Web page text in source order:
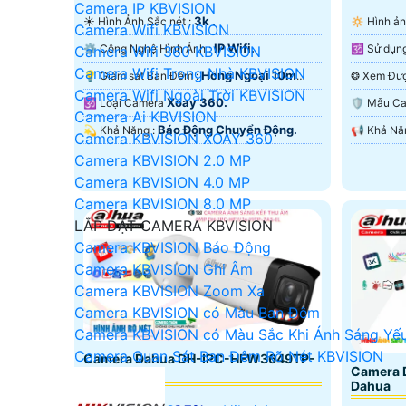
Camera IP KBVISION
Camera Wifi KBVISION
Camera Wifi 360 KBVISION
Camera Wifi Trong Nhà KBVISION
Camera Wifi Ngoài Trời KBVISION
Camera Ai KBVISION
Camera KBVISION XOAY 360
Camera KBVISION 2.0 MP
Camera KBVISION 4.0 MP
Camera KBVISION 8.0 MP
LẮP ĐẶT CAMERA KBVISION
Camera KBVISION Báo Động
Camera KBVISION Ghi Âm
Camera KBVISION Zoom Xa
Camera KBVISION có Màu Ban Đêm
Camera KBVISION có Màu Sắc Khi Ánh Sáng
Camera Quan Sát Ban Đêm Rõ Nét KBVISION
☀️ Hình Ảnh Sắc nét : 3k .
⚙ Công Nghệ Hình Ảnh :IP Wifi.
💡 Giám sát Ban Đêm :Hồng Ngoại 10m
Hồng Ngoại Smart IR.
🕉️ Loại CameraXoay 360.
️💫 Khả Năng : Báo Động Chuyển Động.
🔅 Hình
Màu Ban
🛡 Mẫu
Camera Dahua DH-IPC-HFW3649TP-
Camera
Dahua